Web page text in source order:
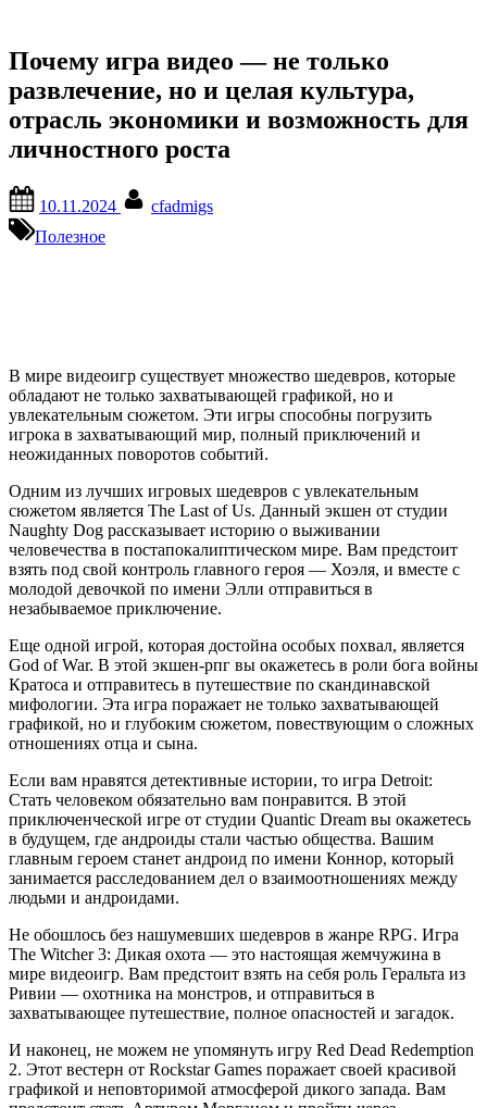
Почему игра видео — не только
развлечение, но и целая культура,
отрасль экономики и возможность для
личностного роста
on
10.11.2024
cfadmigs
Полезное
В мире видеоигр существует множество шедевров, которые
обладают не только захватывающей графикой, но и
увлекательным сюжетом. Эти игры способны погрузить
игрока в захватывающий мир, полный приключений и
неожиданных поворотов событий.
Одним из лучших игровых шедевров с увлекательным
сюжетом является The Last of Us. Данный экшен от студии
Naughty Dog рассказывает историю о выживании
человечества в постапокалиптическом мире. Вам предстоит
взять под свой контроль главного героя — Хоэля, и вместе с
молодой девочкой по имени Элли отправиться в
незабываемое приключение.
Еще одной игрой, которая достойна особых похвал, является
God of War. В этой экшен-рпг вы окажетесь в роли бога войны
Кратоса и отправитесь в путешествие по скандинавской
мифологии. Эта игра поражает не только захватывающей
графикой, но и глубоким сюжетом, повествующим о сложных
отношениях отца и сына.
Если вам нравятся детективные истории, то игра Detroit:
Стать человеком обязательно вам понравится. В этой
приключенческой игре от студии Quantic Dream вы окажетесь
в будущем, где андроиды стали частью общества. Вашим
главным героем станет андроид по имени Коннор, который
занимается расследованием дел о взаимоотношениях между
людьми и андроидами.
Не обошлось без нашумевших шедевров в жанре RPG. Игра
The Witcher 3: Дикая охота — это настоящая жемчужина в
мире видеоигр. Вам предстоит взять на себя роль Геральта из
Ривии — охотника на монстров, и отправиться в
захватывающее путешествие, полное опасностей и загадок.
И наконец, не можем не упомянуть игру Red Dead Redemption
2. Этот вестерн от Rockstar Games поражает своей красивой
графикой и неповторимой атмосферой дикого запада. Вам